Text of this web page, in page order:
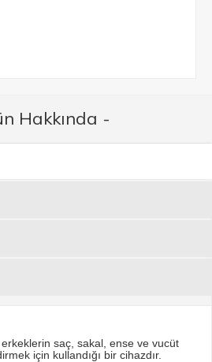
Hakkında -
saç, sakal, ense ve vucüt
için kullandığı bir cihazdır.